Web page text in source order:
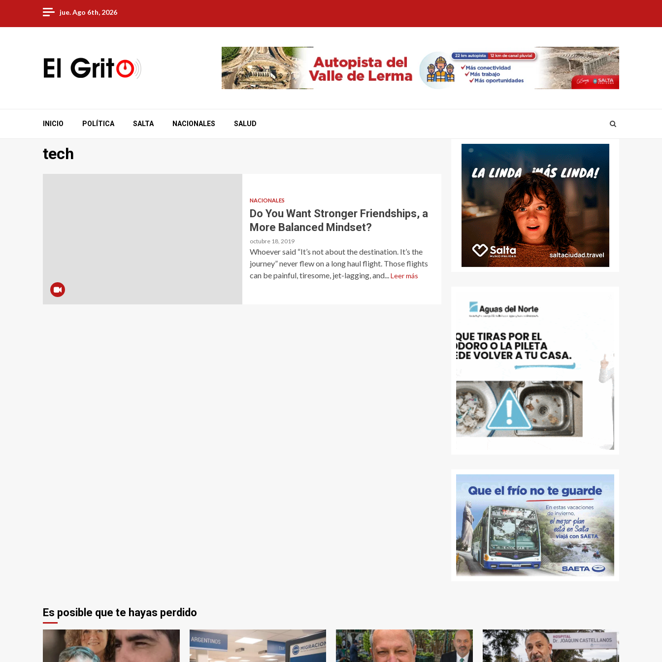
content
jue. Ago 6th, 2026
INICIO POLÍTICA SALTA NACIONALES SALUD
tech
NACIONALES
Do You Want Stronger Friendships, a
More Balanced Mindset?
octubre 18, 2019
Whoever said “It’s not about the destination. It’s the
journey” never flew on a long haul flight. Those flights
can be painful, tiresome, jet-lagging, and...Leer más
Es posible que te hayas perdido